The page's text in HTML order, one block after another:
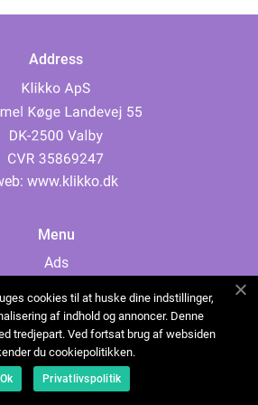
Address
www.klikko.dk
Menu
Ads
Cookies
Contact
Sitemap
cookies til at huske dine indstillinger,
af indhold og annoncer. Denne
tredjepart. Ved fortsat brug af websiden
du cookiepolitikken.
Ok Privatlivspolitik